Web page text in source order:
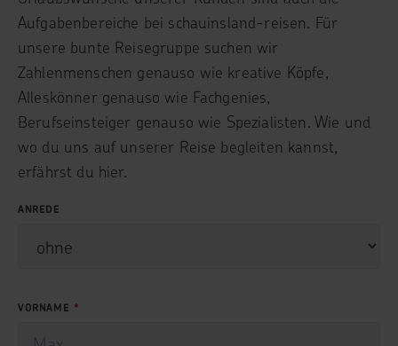
Aufgabenbereiche bei schauinsland-reisen. Für
unsere bunte Reisegruppe suchen wir
Zahlenmenschen genauso wie kreative Köpfe,
Alleskönner genauso wie Fachgenies,
Berufseinsteiger genauso wie Spezialisten. Wie und
wo du uns auf unserer Reise begleiten kannst,
erfährst du hier.
ANREDE
VORNAME